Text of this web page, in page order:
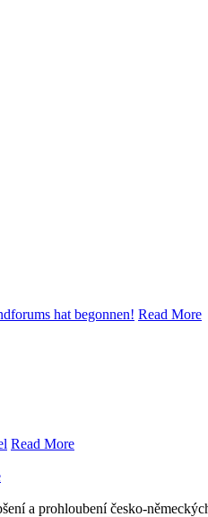
hat begonnen! Read More
Read More
a prohloubení česko-